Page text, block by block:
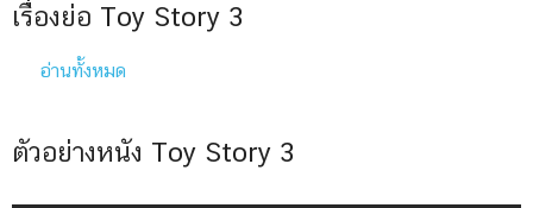
เรื่องย่อ Toy Story 3
อ่านทั้งหมด
ตัวอย่างหนัง Toy Story 3